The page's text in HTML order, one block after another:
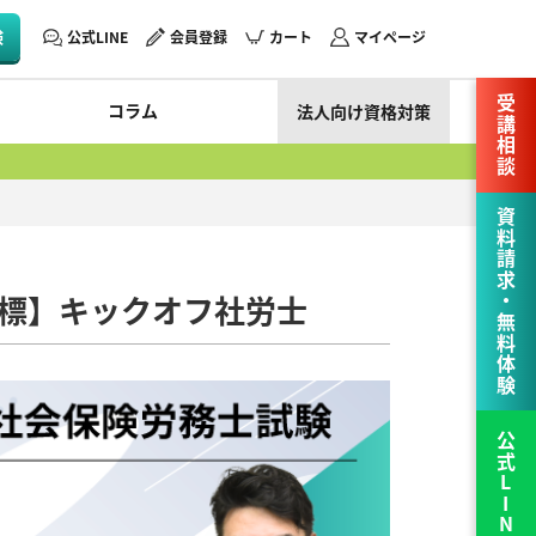
公式LINE 会員登録 カート マイページ
コラム 法人向け資格対策
】キックオフ社労士
受講相談
資料請求・無料体験
公式LINE